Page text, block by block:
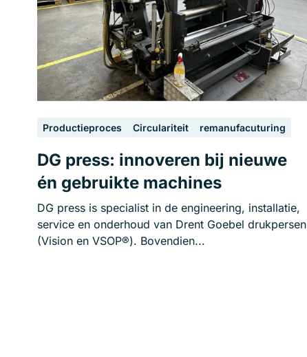
Productieproces Circulariteit remanufacuturing
DG press: innoveren bij nieuwe
én gebruikte machines
DG press is specialist in de engineering, installatie,
service en onderhoud van Drent Goebel drukpersen
(Vision en VSOP®). Bovendien...